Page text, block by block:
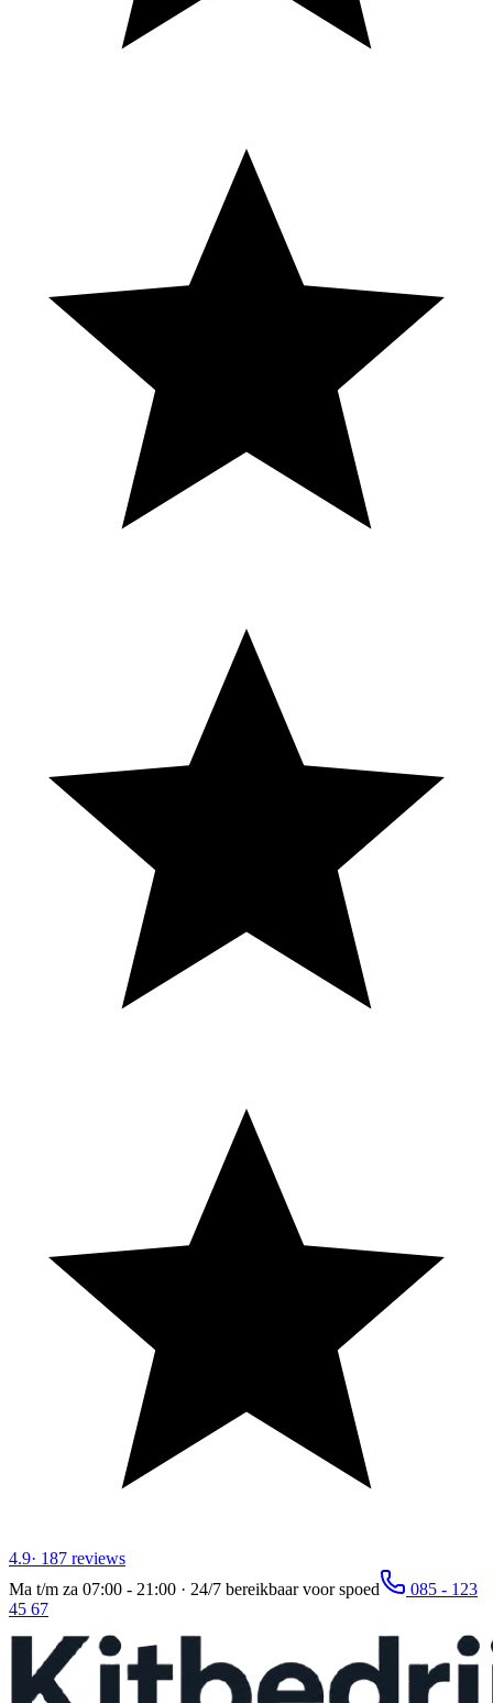
4.9· 187 reviews
Ma t/m za 07:00 - 21:00 · 24/7 bereikbaar voor spoed
085 - 123
45 67